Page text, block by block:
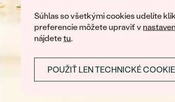
Súhlas so všetkými cookies udelíte
preferencie môžete upraviť v
nájdetetu.
POUŽIŤ LEN TECHNICKÉ
U nás na vás stále čaká množstvo podobných
šperku,
ZASLAŤ